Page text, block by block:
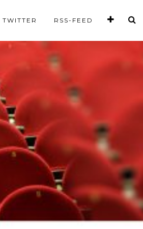
TWITTER RSS-FEED